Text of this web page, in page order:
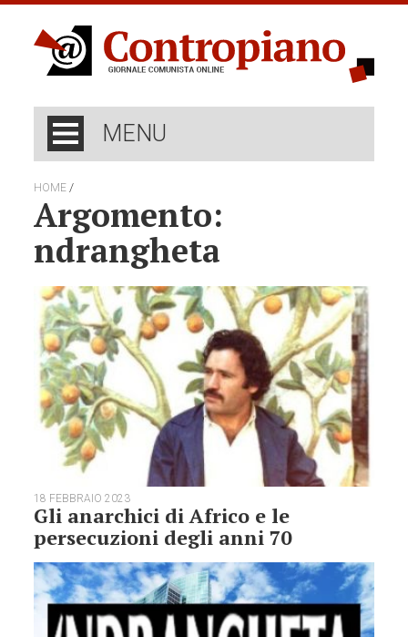
MENU
HOME /
Argomento:
ndrangheta
18 FEBBRAIO 2023
Gli anarchici di Africo e le
persecuzioni degli anni 70